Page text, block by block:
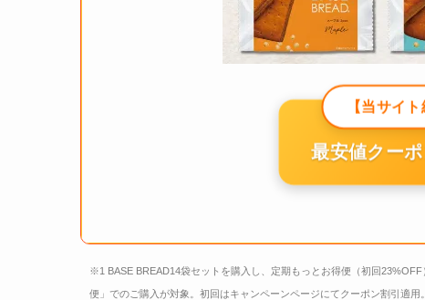
【当サイ
最安値クー
※1 BASE BREAD14袋セットを購入し、定期もっとお得便（初回
便」でのご購入が対象。初回はキャンペーンページにてクーポン割引適